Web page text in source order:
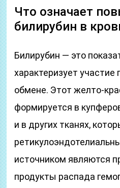
Что означает
билирубин в
Билирубин — это
характеризует
обмене. Этот желто-
формируется в
и в других тканях,
источником являются
продукты распада